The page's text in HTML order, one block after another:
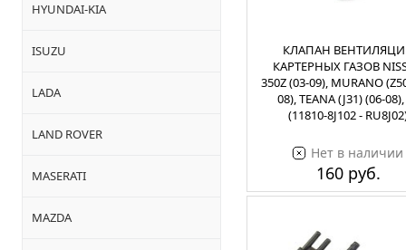
HYUNDAI-KIA
ISUZU
LADA
LAND ROVER
MASERATI
MAZDA
КЛАПАН
КАРТЕРНЫХ ГАЗОВ
350Z (03-09), MURANO
08), TEANA (J31) (06-08),
(11810-8J102 -
Нет в наличии
160 руб.